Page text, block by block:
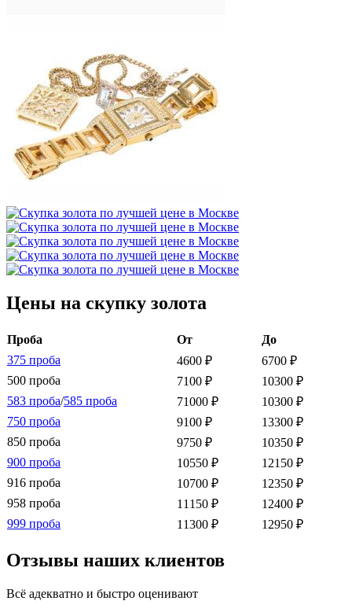
Цены на скупку золота
Проба От
До
375 проба
4600 ₽
6700 ₽
500 проба
7100 ₽
10300 ₽
583 проба/585 проба 71000 ₽
10300 ₽
750 проба
9100 ₽
13300 ₽
850 проба
9750 ₽
10350 ₽
900 проба
10550 ₽
12150 ₽
916 проба
10700 ₽
12350 ₽
958 проба
11150 ₽
12400 ₽
999 проба
11300 ₽ 12950 ₽
Отзывы наших клиентов
Всё адекватно и быстро оценивают